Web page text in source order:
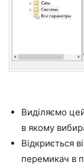
Виділяємо
в якому
Відкриється
перемикач в